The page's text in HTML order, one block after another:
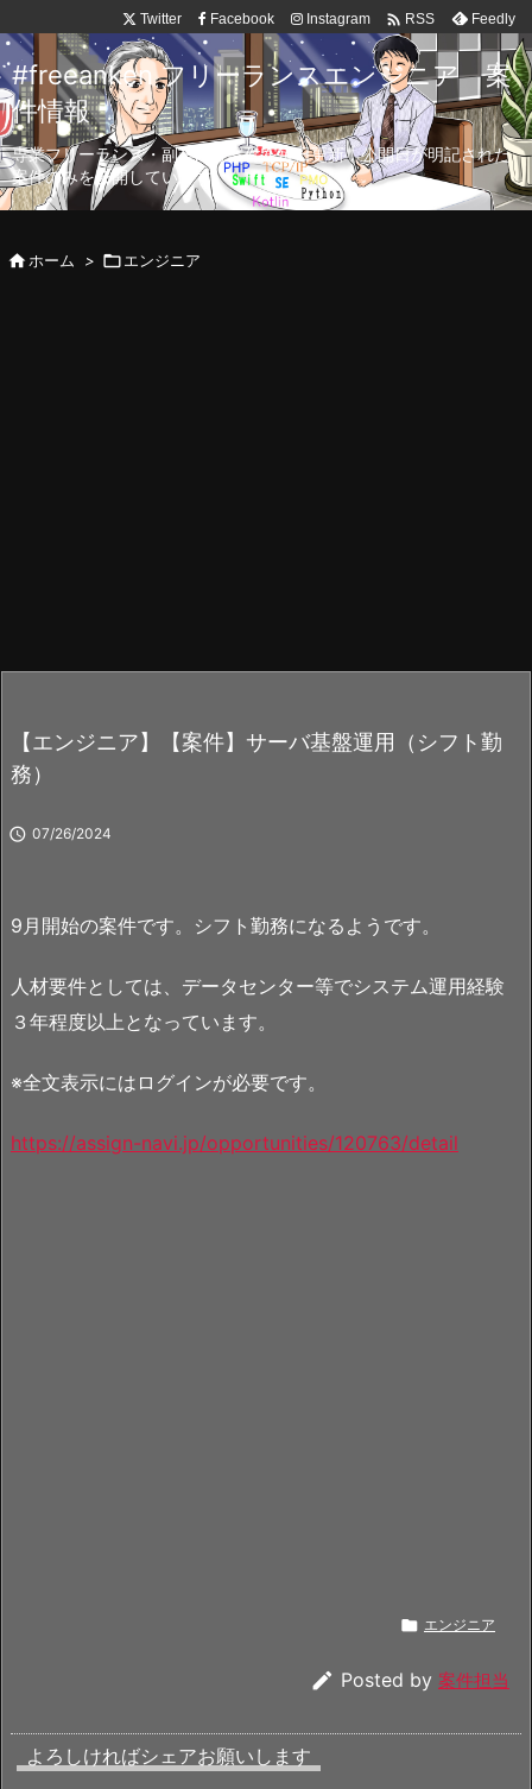
Twitter Facebook Instagram  RSS Feedly
#freeanken フリーランスエンジニア 案
件情報
専業フリーランス・副業向け案件を毎日更新！公開日が明記された
案件のみを公開しています。
ホーム > エンジニア
【エンジニア】【案件】サーバ基盤運用（シフト勤
務）
 07/26/2024
9月開始の案件です。シフト勤務になるようです。
人材要件としては、データセンター等でシステム運用経験
３年程度以上となっています。
※全文表示にはログインが必要です。
https://assign-navi.jp/opportunities/120763/detail
 エンジニア
 Posted by 案件担当
よろしければシェアお願いします